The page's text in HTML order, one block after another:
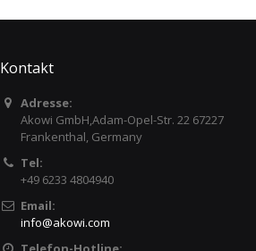
Kontakt
Adresse:
Akowi GmbH,Adam-Opel-Str. 22 67227
Frankenthal, Germany
Tel:
+49 6233 4804940
Email:
info@akowi.com